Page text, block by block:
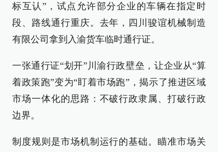
标互认”，试点允许部分企业的车辆在指定时
段、路线通行重庆。去年，四川骏谊机械制造
有限公司拿到入渝货车临时通行证。
一张通行证“划开”川渝行政壁垒，让企业从“算
着政策跑”变为“盯着市场跑”，揭示了推进区域
市场一体化的思路：不破行政隶属、打破行政
边界。
制度规则是市场机制运行的基础。瞄准市场关